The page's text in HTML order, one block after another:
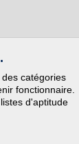
catégories
fonctionnaire.
d'aptitude